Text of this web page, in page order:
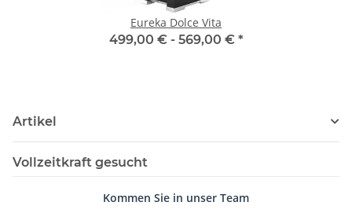
Eureka Dolce Vita
499,00 € - 569,00 € *
Artikel
Vollzeitkraft gesucht
Kommen Sie in unser Team